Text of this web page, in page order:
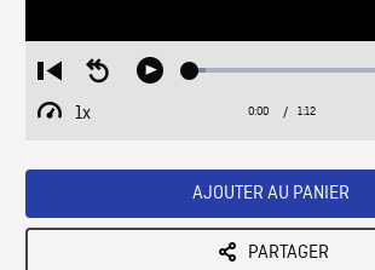
Restart
from
beginning
Seek
Play Loaded:
1x
Playback
Current
0:00 / Duration
1:12
AJOUTER AU PANIER
PARTAGER